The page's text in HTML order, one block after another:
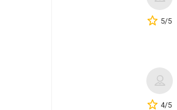
5/5
4/5